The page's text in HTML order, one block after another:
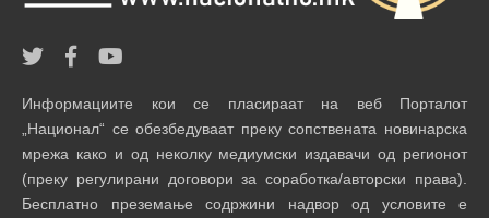
Информациите кои се пласираат на веб Порталот
„Национал“ се обезбедуваат преку сопствената новинарска
мрежа како и од неколку медиумски издавачи од регионот
(преку регулирани договори за соработка/авторски права).
Бесплатно преземање содржини надвор од условите е